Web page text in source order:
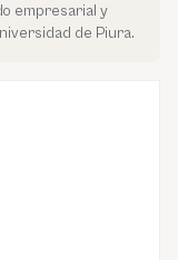
empresarial y
de Piura.